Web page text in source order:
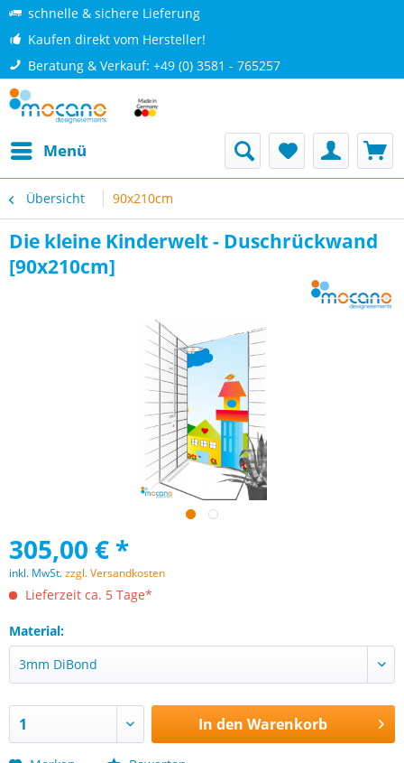
schnelle & sichere Lieferung
Kaufen direkt vom Hersteller!
Beratung & Verkauf: +49 (0) 3581 - 765257
Menü
Übersicht 90x210cm
Die kleine Kinderwelt - Duschrückwand
[90x210cm]
305,00 € *
inkl. MwSt.zzgl. Versandkosten
Lieferzeit ca. 5 Tage*
Material:
In den Warenkorb